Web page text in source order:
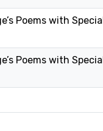
Poems with
Poems with